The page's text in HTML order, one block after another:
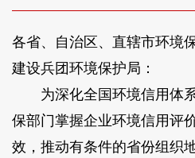
各省、自治区、直辖市环境
建设兵团环境保护局：
为深化全国环境信用体系
保部门掌握企业环境信用评
效，推动有条件的省份组织